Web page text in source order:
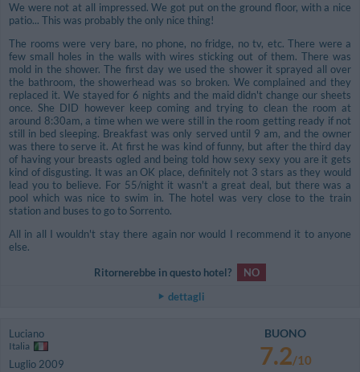
We were not at all impressed. We got put on the ground floor, with a nice
patio... This was probably the only nice thing!
The rooms were very bare, no phone, no fridge, no tv, etc. There were a
few small holes in the walls with wires sticking out of them. There was
mold in the shower. The first day we used the shower it sprayed all over
the bathroom, the showerhead was so broken. We complained and they
replaced it. We stayed for 6 nights and the maid didn't change our sheets
once. She DID however keep coming and trying to clean the room at
around 8:30am, a time when we were still in the room getting ready if not
still in bed sleeping. Breakfast was only served until 9 am, and the owner
was there to serve it. At first he was kind of funny, but after the third day
of having your breasts ogled and being told how sexy sexy you are it gets
kind of disgusting. It was an OK place, definitely not 3 stars as they would
lead you to believe. For 55/night it wasn't a great deal, but there was a
pool which was nice to swim in. The hotel was very close to the train
station and buses to go to Sorrento.
All in all I wouldn't stay there again nor would I recommend it to anyone
else.
Ritornerebbe in questo hotel?
NO
dettagli
Luciano
Italia
Luglio 2009
BUONO
7.2/10